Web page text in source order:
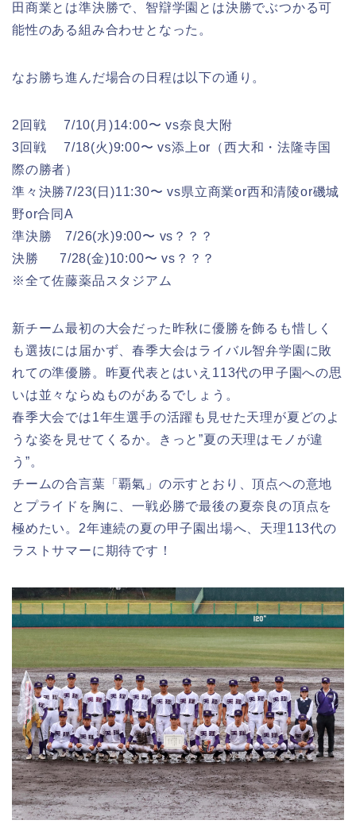
田商業とは準決勝で、智辯学園とは決勝でぶつかる可
能性のある組み合わせとなった。
なお勝ち進んだ場合の日程は以下の通り。
2回戦 7/10(月)14:00〜 vs奈良大附
3回戦 7/18(火)9:00〜 vs添上or（西大和・法隆寺国
際の勝者）
準々決勝7/23(日)11:30〜 vs県立商業or西和清陵or磯城
野or合同A
準決勝 7/26(水)9:00〜 vs？？？
決勝 7/28(金)10:00〜 vs？？？
※全て佐藤薬品スタジアム
新チーム最初の大会だった昨秋に優勝を飾るも惜しく
も選抜には届かず、春季大会はライバル智弁学園に敗
れての準優勝。昨夏代表とはいえ113代の甲子園への思
いは並々ならぬものがあるでしょう。
春季大会では1年生選手の活躍も見せた天理が夏どのよ
うな姿を見せてくるか。きっと”夏の天理はモノが違
う”。
チームの合言葉「覇氣」の示すとおり、頂点への意地
とプライドを胸に、一戦必勝で最後の夏奈良の頂点を
極めたい。2年連続の夏の甲子園出場へ、天理113代の
ラストサマーに期待です！